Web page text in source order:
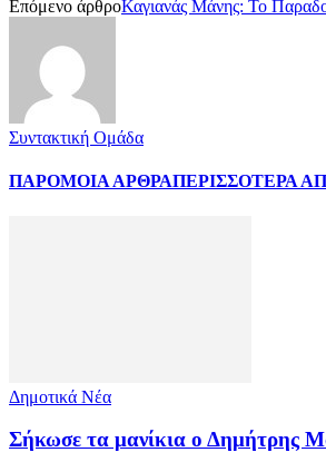
Επόμενο άρθροΚαγιανάς Μάνης: Το
Συντακτική Ομάδα
ΠΑΡΟΜΟΙΑ ΑΡΘΡΑΠΕΡΙΣΣΟΤΕΡΑ
Δημοτικά Νέα
Σήκωσε τα μανίκια ο Δημήτρης